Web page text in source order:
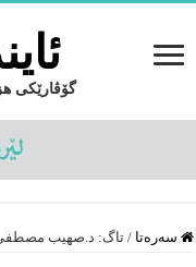
گۆڤارێکی
سەرەتا / تاگ: د.صهیب مصطفی